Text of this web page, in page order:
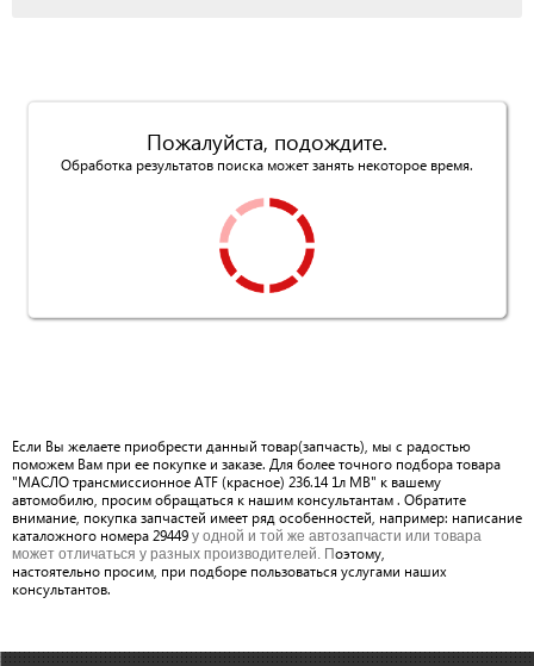
Пожалуйста, подождите.
Обработка результатов поиска может занять некоторое время.
Если Вы желаете приобрести данный товар(запчасть), мы с радостью
поможем Вам при ее покупке и заказе. Для более точного подбора товара
"МАСЛО трансмиссионное ATF (красное) 236.14 1л MB" к вашему
автомобилю, просим обращаться к нашим консультантам . Обратите
внимание, покупка запчастей имеет ряд особенностей, например: написание
каталожного номера 29449 у одной и той же автозапчасти или товара
может отличаться у разных производителей. Поэтому,
настоятельно просим, при подборе пользоваться услугами наших
консультантов.